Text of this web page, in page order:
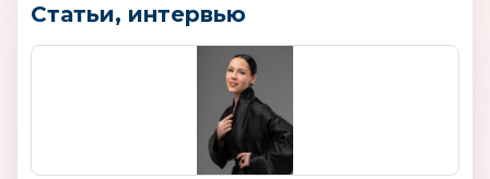
Статьи, интервью